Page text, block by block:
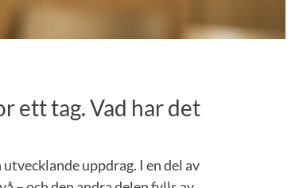
ett tag. Vad har det
uppdrag. I en del av